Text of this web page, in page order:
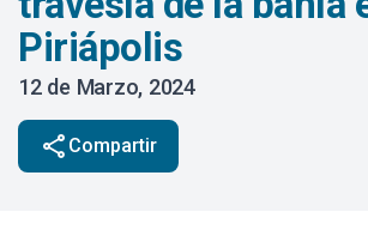
Piriápolis
12 de Marzo, 2024
share Compartir